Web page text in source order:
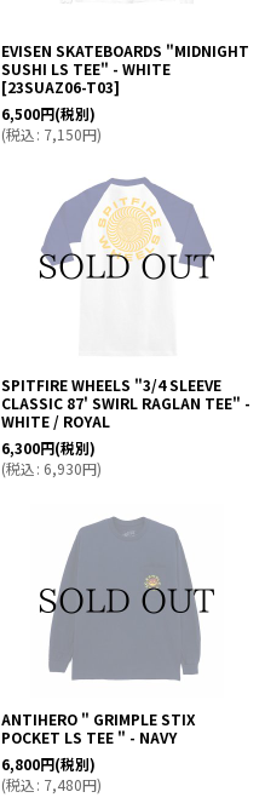
EVISEN SKATEBOARDS "MIDNIGHT
SUSHI LS TEE" - WHITE
[23SUAZ06-T03]
6,500円(税別)
(税込: 7,150円)
SPITFIRE WHEELS "3/4 SLEEVE
CLASSIC 87' SWIRL RAGLAN TEE" -
WHITE / ROYAL
6,300円(税別)
(税込: 6,930円)
ANTIHERO " GRIMPLE STIX
POCKET LS TEE " - NAVY
6,800円(税別)
(税込: 7,480円)